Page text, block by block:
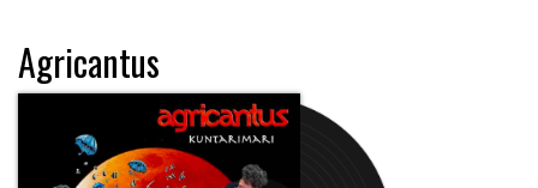
Agricantus